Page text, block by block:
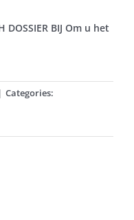
DOSSIER BIJ Om u het
| Categories: